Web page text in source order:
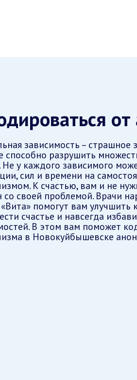
от
зависимость – страшное
способно разрушить
Не у каждого зависимого
сил и времени на
К счастью, вам и не
со своей проблемой. Врачи
помогут вам улучшить
счастье и навсегда
В этом вам поможет
в Новокуйбышевске